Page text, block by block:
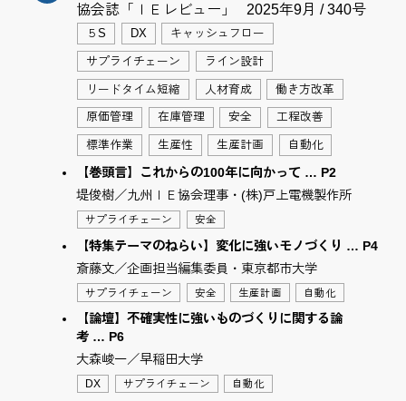
協会誌「ＩＥレビュー」 2025年9月 / 340号
５S DX キャッシュフロー
サプライチェーン ライン設計
リードタイム短縮 人材育成 働き方改革
原価管理 在庫管理 安全 工程改善
標準作業 生産性 生産計画 自動化
【巻頭言】これからの100年に向かって … P2
堤俊樹／九州ＩＥ協会理事・(株)戸上電機製作所
サプライチェーン 安全
【特集テーマのねらい】変化に強いモノづくり … P4
斎藤文／企画担当編集委員・東京都市大学
サプライチェーン 安全 生産計画 自動化
【論壇】不確実性に強いものづくりに関する論
考 … P6
大森峻一／早稲田大学
DX サプライチェーン 自動化